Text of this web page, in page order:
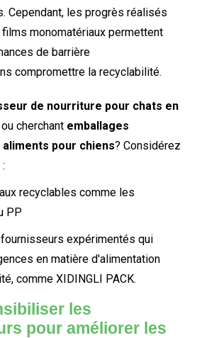
Cependant, les progrès réalisés
monomatériaux permettent
de barrière
compromettre la recyclabilité.
de nourriture pour chats en
ou cherchant emballages
pour chiens? Considérez
recyclables comme les
PP
expérimentés qui
en matière d'alimentation
comme XIDINGLI PACK.
les
pour améliorer les